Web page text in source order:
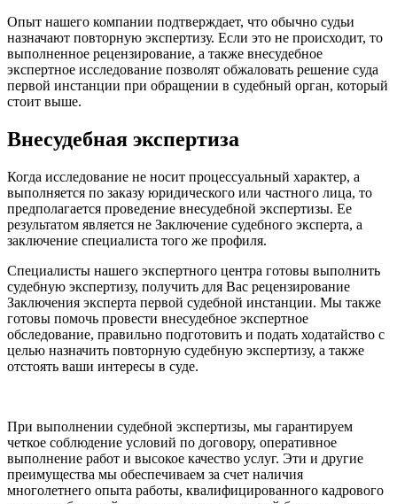
Опыт нашего компании подтверждает, что обычно судьи
назначают повторную экспертизу. Если это не происходит, то
выполненное рецензирование, а также внесудебное
экспертное исследование позволят обжаловать решение суда
первой инстанции при обращении в судебный орган, который
стоит выше.
Внесудебная экспертиза
Когда исследование не носит процессуальный характер, а
выполняется по заказу юридического или частного лица, то
предполагается проведение внесудебной экспертизы. Ее
результатом является не Заключение судебного эксперта, а
заключение специалиста того же профиля.
Специалисты нашего экспертного центра готовы выполнить
судебную экспертизу, получить для Вас рецензирование
Заключения эксперта первой судебной инстанции. Мы также
готовы помочь провести внесудебное экспертное
обследование, правильно подготовить и подать ходатайство с
целью назначить повторную судебную экспертизу, а также
отстоять ваши интересы в суде.
При выполнении судебной экспертизы, мы гарантируем
четкое соблюдение условий по договору, оперативное
выполнение работ и высокое качество услуг. Эти и другие
преимущества мы обеспечиваем за счет наличия
многолетнего опыта работы, квалифицированного кадрового